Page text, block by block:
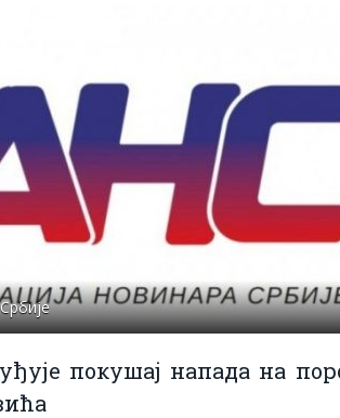
покушај напада на